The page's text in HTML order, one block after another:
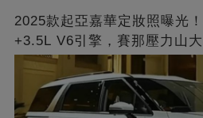
2025款起亞嘉華定妝照曝光
+3.5L V6引擎，賽那壓力山大